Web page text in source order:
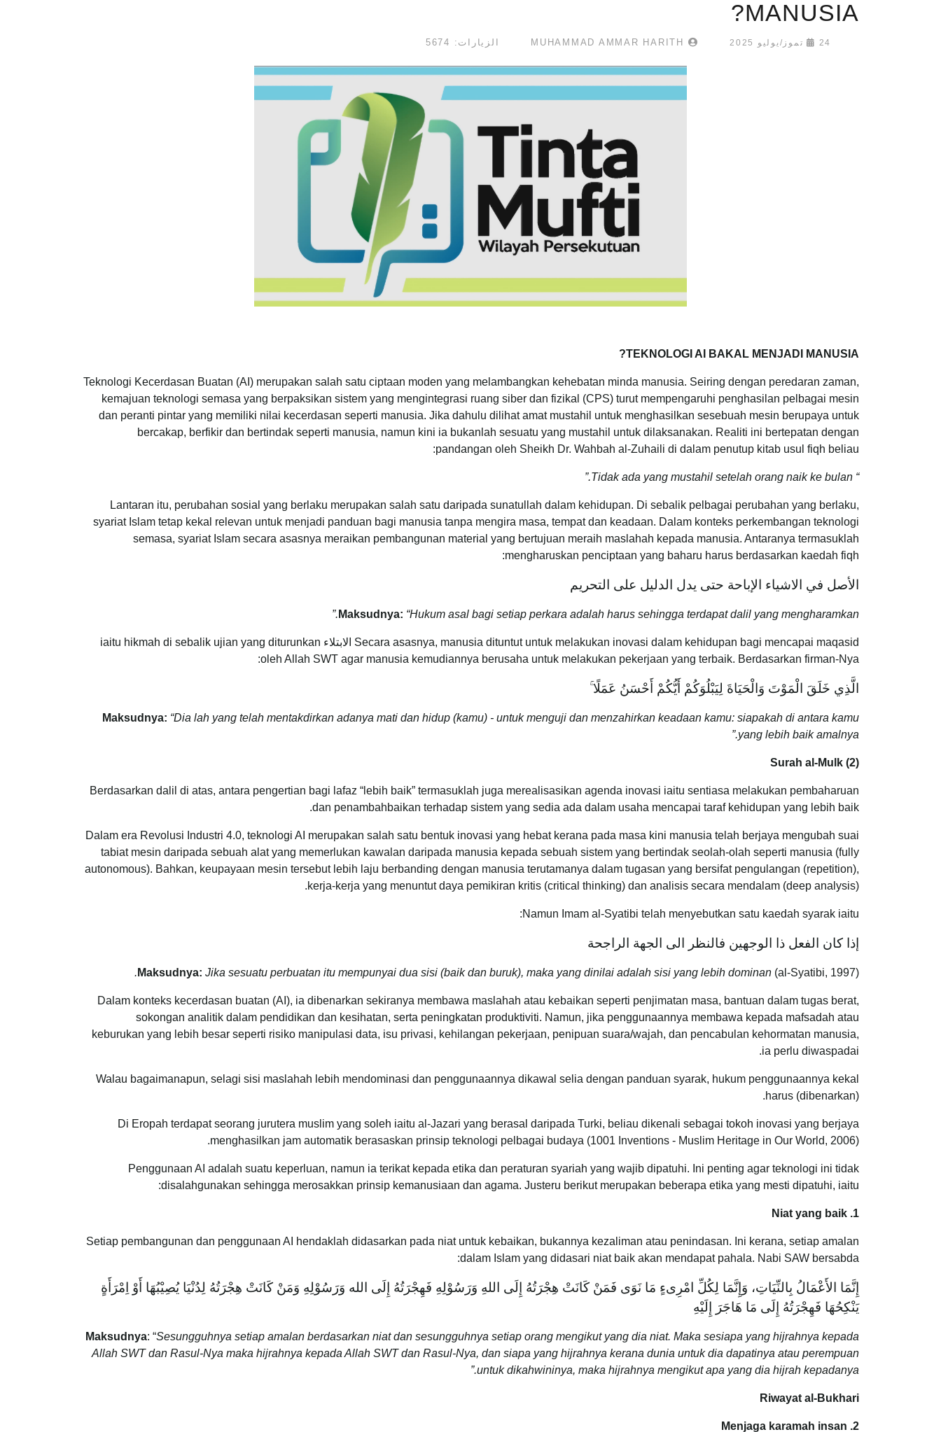
MANUSIA?
24 تموز/يوليو 2025 الزيارات: 5674
TEKNOLOGI AI BAKAL MENJADI MANUSIA?
Teknologi Kecerdasan Buatan (AI) merupakan salah satu ciptaan moden yang melambangkan kehebatan minda manusia. Seiring dengan peredaran zaman,
kemajuan teknologi semasa yang berpaksikan sistem yang mengintegrasi ruang siber dan fizikal (CPS) turut mempengaruhi penghasilan pelbagai mesin
dan peranti pintar yang memiliki nilai kecerdasan seperti manusia. Jika dahulu dilihat amat mustahil untuk menghasilkan sesebuah mesin berupaya untuk
bercakap, berfikir dan bertindak seperti manusia, namun kini ia bukanlah sesuatu yang mustahil untuk dilaksanakan. Realiti ini bertepatan dengan
pandangan oleh Sheikh Dr. Wahbah al-Zuhaili di dalam penutup kitab usul fiqh beliau:
“ Tidak ada yang mustahil setelah orang naik ke bulan.”
Lantaran itu, perubahan sosial yang berlaku merupakan salah satu daripada sunatullah dalam kehidupan. Di sebalik pelbagai perubahan yang berlaku,
syariat Islam tetap kekal relevan untuk menjadi panduan bagi manusia tanpa mengira masa, tempat dan keadaan. Dalam konteks perkembangan teknologi
semasa, syariat Islam secara asasnya meraikan pembangunan material yang bertujuan meraih maslahah kepada manusia. Antaranya termasuklah
mengharuskan penciptaan yang baharu harus berdasarkan kaedah fiqh:
الأصل في الاشياء الإباحة حتى يدل الدليل على التحريم
Maksudnya: “Hukum asal bagi setiap perkara adalah harus sehingga terdapat dalil yang mengharamkan.”
Secara asasnya, manusia dituntut untuk melakukan inovasi dalam kehidupan bagi mencapai maqasid الابتلاء iaitu hikmah di sebalik ujian yang diturunkan
oleh Allah SWT agar manusia kemudiannya berusaha untuk melakukan pekerjaan yang terbaik. Berdasarkan firman-Nya:
الَّذِي خَلَقَ الْمَوْتَ وَالْحَيَاةَ لِيَبْلُوَكُمْ أَيُّكُمْ أَحْسَنُ عَمَلًا ۚ
Maksudnya: “Dia lah yang telah mentakdirkan adanya mati dan hidup (kamu) - untuk menguji dan menzahirkan keadaan kamu: siapakah di antara kamu
yang lebih baik amalnya.”
Surah al-Mulk (2)
Berdasarkan dalil di atas, antara pengertian bagi lafaz “lebih baik” termasuklah juga merealisasikan agenda inovasi iaitu sentiasa melakukan pembaharuan
dan penambahbaikan terhadap sistem yang sedia ada dalam usaha mencapai taraf kehidupan yang lebih baik.
Dalam era Revolusi Industri 4.0, teknologi AI merupakan salah satu bentuk inovasi yang hebat kerana pada masa kini manusia telah berjaya mengubah suai
tabiat mesin daripada sebuah alat yang memerlukan kawalan daripada manusia kepada sebuah sistem yang bertindak seolah-olah seperti manusia (fully
autonomous). Bahkan, keupayaan mesin tersebut lebih laju berbanding dengan manusia terutamanya dalam tugasan yang bersifat pengulangan (repetition),
kerja-kerja yang menuntut daya pemikiran kritis (critical thinking) dan analisis secara mendalam (deep analysis).
Namun Imam al-Syatibi telah menyebutkan satu kaedah syarak iaitu:
إذا كان الفعل ذا الوجهين فالنظر الى الجهة الراجحة
Maksudnya: Jika sesuatu perbuatan itu mempunyai dua sisi (baik dan buruk), maka yang dinilai adalah sisi yang lebih dominan (al-Syatibi, 1997)
.
Dalam konteks kecerdasan buatan (AI), ia dibenarkan sekiranya membawa maslahah atau kebaikan seperti penjimatan masa, bantuan dalam tugas berat,
sokongan analitik dalam pendidikan dan kesihatan, serta peningkatan produktiviti. Namun, jika penggunaannya membawa kepada mafsadah atau
keburukan yang lebih besar seperti risiko manipulasi data, isu privasi, kehilangan pekerjaan, penipuan suara/wajah, dan pencabulan kehormatan manusia,
ia perlu diwaspadai.
Walau bagaimanapun, selagi sisi maslahah lebih mendominasi dan penggunaannya dikawal selia dengan panduan syarak, hukum penggunaannya kekal
harus (dibenarkan).
Di Eropah terdapat seorang jurutera muslim yang soleh iaitu al-Jazari yang berasal daripada Turki, beliau dikenali sebagai tokoh inovasi yang berjaya
menghasilkan jam automatik berasaskan prinsip teknologi pelbagai budaya (1001 Inventions - Muslim Heritage in Our World, 2006).
Penggunaan AI adalah suatu keperluan, namun ia terikat kepada etika dan peraturan syariah yang wajib dipatuhi. Ini penting agar teknologi ini tidak
disalahgunakan sehingga merosakkan prinsip kemanusiaan dan agama. Justeru berikut merupakan beberapa etika yang mesti dipatuhi, iaitu:
1. Niat yang baik
Setiap pembangunan dan penggunaan AI hendaklah didasarkan pada niat untuk kebaikan, bukannya kezaliman atau penindasan. Ini kerana, setiap amalan
dalam Islam yang didasari niat baik akan mendapat pahala. Nabi SAW bersabda:
إِنَّمَا الأَعْمَالُ بِالنِّيَاتِ، وَإِنَّمَا لِكُلِّ امْرِىءٍ مَا نَوَى فَمَنْ كَانَتْ هِجْرَتُهُ إِلَى اللهِ وَرَسُوْلِهِ فَهِجْرَتُهُ إِلَى الله وَرَسُوْلِهِ وَمَنْ كَانَتْ هِجْرَتُهُ لِدُنْيَا يُصِيْبُهَا أَوْ اِمْرَأَةٍ
يَنْكِحُهَا فَهِجْرَتُهُ إِلَى مَا هَاجَرَ إِلَيْهِ
Maksudnya: “Sesungguhnya setiap amalan berdasarkan niat dan sesungguhnya setiap orang mengikut yang dia niat. Maka sesiapa yang hijrahnya kepada
Allah SWT dan Rasul-Nya maka hijrahnya kepada Allah SWT dan Rasul-Nya, dan siapa yang hijrahnya kerana dunia untuk dia dapatinya atau perempuan
untuk dikahwininya, maka hijrahnya mengikut apa yang dia hijrah kepadanya.”
Riwayat al-Bukhari
2. Menjaga karamah insan